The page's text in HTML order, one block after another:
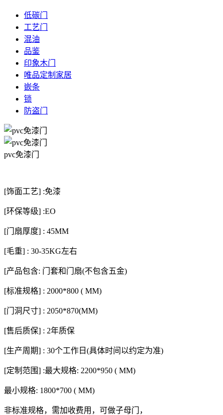
低碳门
工艺门
混油
品鉴
印象木门
唯品定制家居
嵌条
锁
防盗门
pvc免漆门
[饰面工艺] :免漆
[环保等级] :EO
[门扇厚度] : 45MM
[毛重] : 30-35KG左右
[产品包含: 门套和门扇(不包含五金)
[标准规格] : 2000*800 ( MM)
[门洞尺寸] : 2050*870(MM)
[售后质保] : 2年质保
[生产周期] : 30个工作日(具体时间以约定为准)
[定制范围] :最大规格: 2200*950 ( MM)
最小规格: 1800*700 ( MM)
非标准规格，需加收费用，可做子母门，